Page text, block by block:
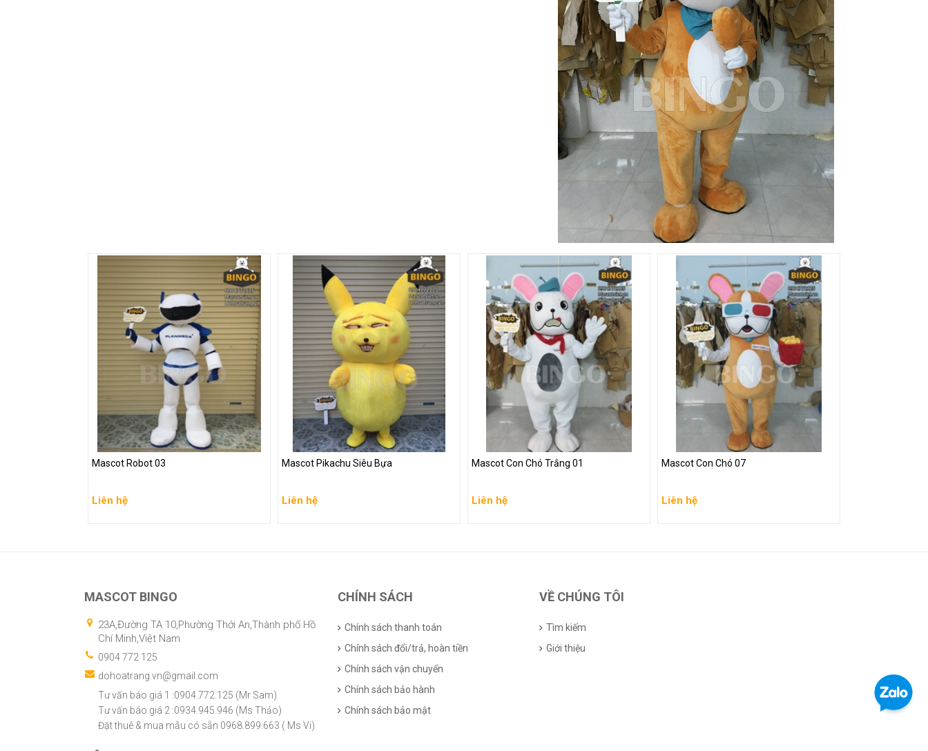
Mascot Robot 03
Liên hệ
Mascot Robot 03
Liên hệ
Xem chi tiết
Mascot Pikachu Siêu Bựa
Liên hệ
Mascot Pikachu Siêu Bựa
Liên hệ
Xem chi tiết
Mascot Con Chó Trắng 01
Liên hệ
Mascot Con Chó Trắng 01
Liên hệ
Xem chi tiết
Mascot Con Chó 07
Liên hệ
Mascot Con Chó 07
Liên hệ
Xem chi tiết
MASCOT BINGO
23A,Đường TA 10,Phường Thới An,Thành phố Hồ
Chí Minh,Việt Nam
0904 772 125
dohoatrang.vn@gmail.com
Tư vấn báo giá 1 :0904.772.125 (Mr Sam)
Tư vấn báo giá 2 :0934.945.946 (Ms Thảo)
Đặt thuê & mua mẫu có sẵn 0968.899.663 ( Ms Vi)
CHÍNH SÁCH
Chính sách thanh toán
Chính sách đổi/trả, hoàn tiền
Chính sách vận chuyển
Chính sách bảo hành
Chính sách bảo mật
VỀ CHÚNG TÔI
Tìm kiếm
Giới thiệu